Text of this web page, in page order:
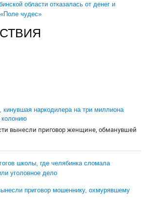
области отказалась от денег и
чудес»
наркодилера на три миллиона
колонию
вынесли приговор женщине, обманувшей
школы, где челябинка сломала
уголовное дело
приговор мошеннику, охмурявшему